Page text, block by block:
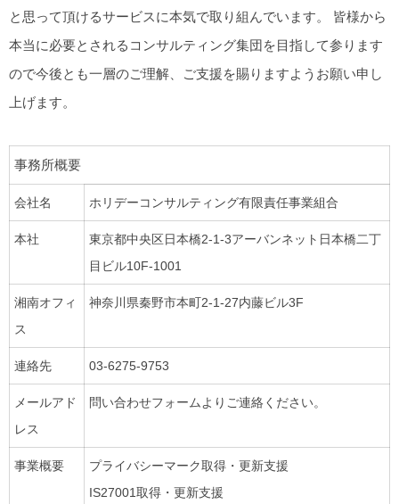
と思って頂けるサービスに本気で取り組んでいます。 皆様から
本当に必要とされるコンサルティング集団を目指して参ります
ので今後とも一層のご理解、ご支援を賜りますようお願い申し
上げます。
事務所概要
会社名 ホリデーコンサルティング有限責任事業組合
本社
東京都中央区日本橋2-1-3アーバンネット日本橋二丁
目ビル10F-1001
湘南オフィ
ス
神奈川県秦野市本町2-1-27内藤ビル3F
連絡先 03-6275-9753
メールアド
レス
問い合わせフォームよりご連絡ください。
事業概要
プライバシーマーク取得・更新支援
IS27001取得・更新支援